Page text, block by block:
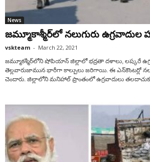
News
జ‌మ్మూకాశ్మీర్‌లో న‌లుగురు ఉగ్ర‌వాదుల
vskteam - March 22, 2021
జమ్మూకశ్మీర్‌లోని షోపియాన్ జిల్లాలో భద్రతా దళాలు, లష్కరే
తెల్లవారుజామున భారీగా కాల్పులు జరిగాయి. ఈ ఎన్‌కౌంటర్లో
చెందారు. జిల్లాలోని మనిహాల్ ప్రాంతంలో ఉగ్రవాదులు